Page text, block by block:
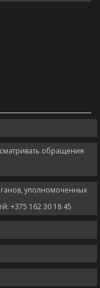
обращения
уполномоченных
+375 162 30 18 45